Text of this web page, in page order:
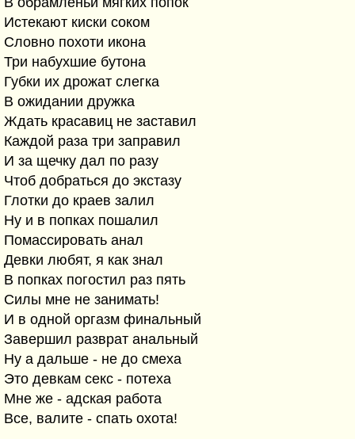
Истекают киски соком
Словно похоти икона
Три набухшие бутона
Губки их дрожат слегка
В ожидании дружка
Ждать красавиц не заставил
Каждой раза три заправил
И за щечку дал по разу
Чтоб добраться до экстазу
Глотки до краев залил
Ну и в попках пошалил
Помассировать анал
Девки любят, я как знал
В попках погостил раз пять
Силы мне не занимать!
И в одной оргазм финальный
Завершил разврат анальный
Ну а дальше - не до смеха
Это девкам секс - потеха
Мне же - адская работа
Все, валите - спать охота!